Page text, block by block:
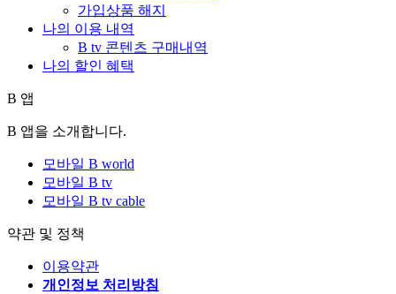
가입상품 해지
나의 이용 내역
B tv 콘텐츠 구매내역
나의 할인 혜택
B 앱
B 앱을 소개합니다.
모바일 B world
모바일 B tv
모바일 B tv cable
약관 및 정책
이용약관
개인정보 처리방침